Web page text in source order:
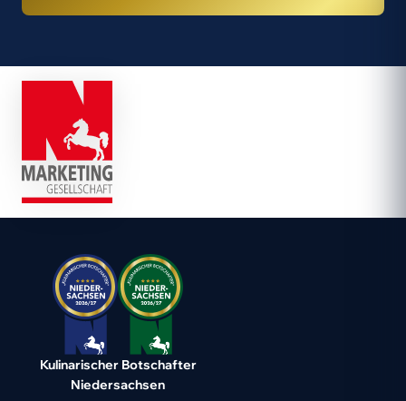
Kulinarischer Botschafter
Niedersachsen